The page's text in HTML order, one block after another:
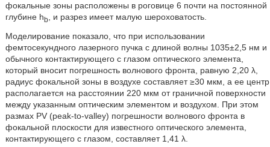
фокальные зоны расположены в роговице 6 почти на постоянной
глубине hb, и разрез имеет малую шероховатость.
Моделирование показало, что при использовании
фемтосекундного лазерного пучка с длиной волны 1035±2,5 нм и
обычного контактирующего с глазом оптического элемента,
который вносит погрешность волнового фронта, равную 2,20 λ,
радиус фокальной зоны в воздухе составляет ≥30 мкм, а ее центр
располагается на расстоянии 220 мкм от граничной поверхности
между указанным оптическим элементом и воздухом. При этом
размах PV (peak-to-valley) погрешности волнового фронта в
фокальной плоскости для известного оптического элемента,
контактирующего с глазом, составляет 1,41 λ.